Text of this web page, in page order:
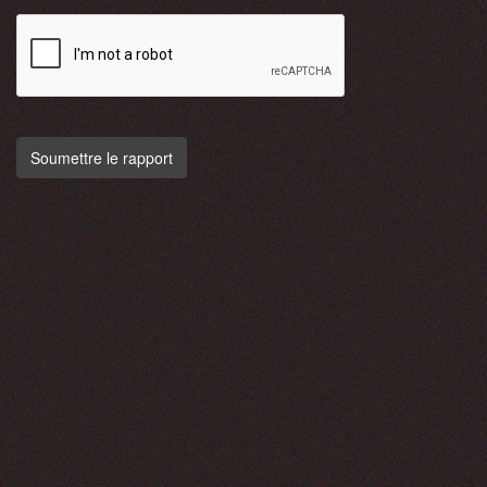
Soumettre le rapport